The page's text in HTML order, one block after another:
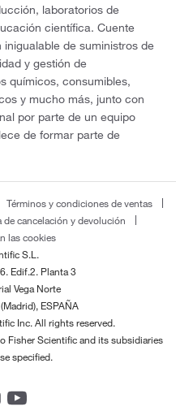
laboratorios de
científica. Cuente
de suministros de
y gestión de
químicos, consumibles,
y mucho más, junto con
por parte de un equipo
de formar parte de
Términos y condiciones de ventas
de cancelación y devolución
las cookies
S.L.
Edif.2. Planta 3
Vega Norte
ESPAÑA
Inc. All rights reserved.
Fisher Scientific and its subsidiaries
specified.